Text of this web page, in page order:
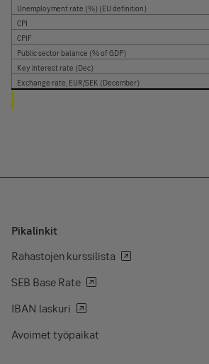
Unemployment rate (%) (EU definition)
CPI
CPIF
Public sector balance (% of GDP)
Key interest rate (Dec)
Exchange rate, EUR/SEK (December)
Pikalinkit
Rahastojen kurssilista
SEB Base Rate
IBAN laskuri
Avoimet työpaikat